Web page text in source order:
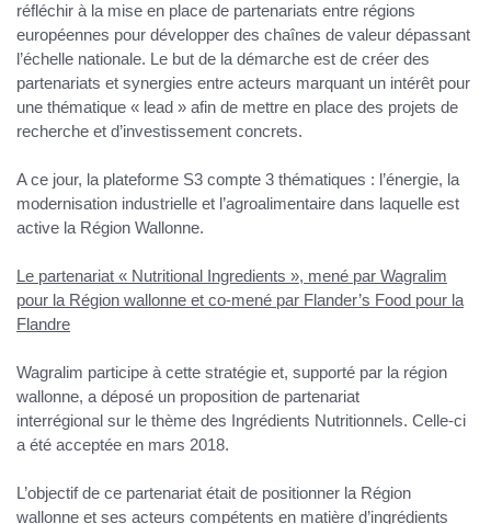
réfléchir à la mise en place de partenariats entre régions
européennes pour développer des chaînes de valeur dépassant
l’échelle nationale. Le but de la démarche est de créer des
partenariats et synergies entre acteurs marquant un intérêt pour
une thématique « lead » afin de mettre en place des projets de
recherche et d’investissement concrets.
A ce jour, la plateforme S3 compte 3 thématiques : l’énergie, la
modernisation industrielle et l’agroalimentaire dans laquelle est
active la Région Wallonne.
Le partenariat « Nutritional Ingredients », mené par Wagralim
pour la Région wallonne et co-mené par Flander’s Food pour la
Flandre
Wagralim participe à cette stratégie et, supporté par la région
wallonne, a déposé un proposition de partenariat
interrégional sur le thème des Ingrédients Nutritionnels. Celle-ci
a été acceptée en mars 2018.
L’objectif de ce partenariat était de positionner la Région
wallonne et ses acteurs compétents en matière d’ingrédients